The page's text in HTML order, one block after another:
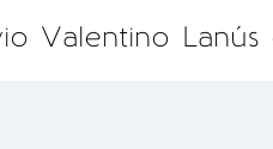
Valentino